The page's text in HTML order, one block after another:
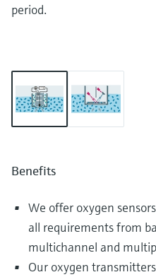
period.
Benefits
We offer oxygen
all requirements from
multichannel and
Our oxygen